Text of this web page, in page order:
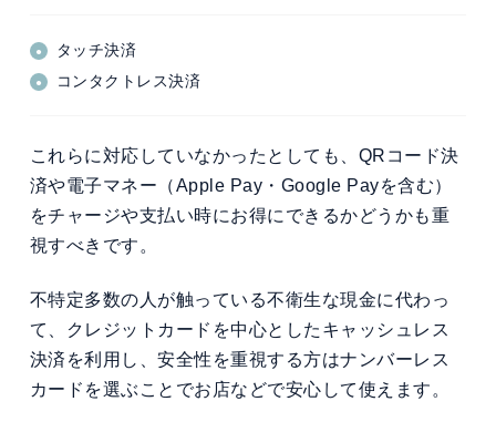
タッチ決済
コンタクトレス決済
これらに対応していなかったとしても、QRコード決
済や電子マネー（Apple Pay・Google Payを含む）
をチャージや支払い時にお得にできるかどうかも重
視すべきです。
不特定多数の人が触っている不衛生な現金に代わっ
て、クレジットカードを中心としたキャッシュレス
決済を利用し、安全性を重視する方はナンバーレス
カードを選ぶことでお店などで安心して使えます。